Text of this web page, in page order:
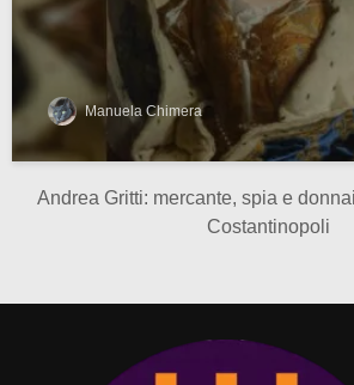
Manuela Chimera
Andrea Gritti: mercante, spia e
Costantinopoli